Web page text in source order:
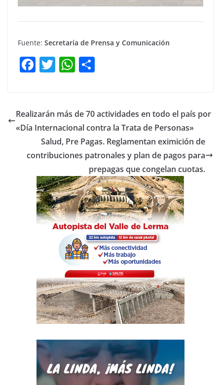
Fuente: Secretaría de Prensa y Comunicación
F
e
b
o
o
k
T
er
W
s
A
p
p
p
ar
tir
Realizarán más de 70 actividades en todo el país por
«Día Internacional contra la Trata de Personas»
Salud, Pre Pagas. Reglamentan eximición de
contribuciones patronales y plan de pagos para
prepagas que congelan cuotas.